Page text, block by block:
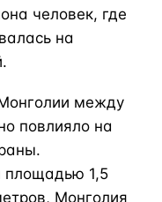
человек, где
на
между
повлияло на
площадью 1,5
Монголия